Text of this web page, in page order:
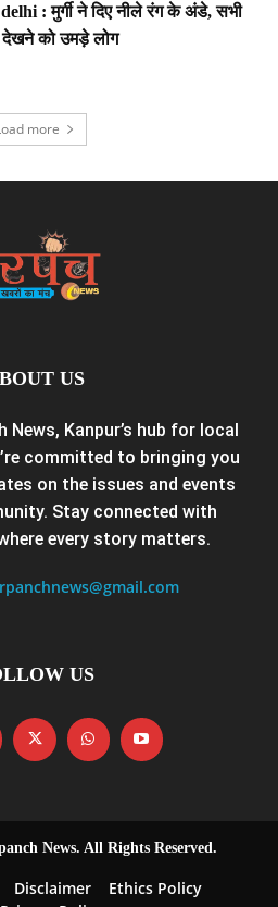
: मुर्गी ने दिए नीले रंग के अंडे, सभी
देखने को उमड़े लोग
more
US
Kanpur’s hub for local
committed to bringing you
on the issues and events
Stay connected with
every story matters.
US
News. All Rights Reserved.
Disclaimer
Ethics Policy